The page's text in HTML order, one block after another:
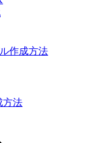
作成方法
方法